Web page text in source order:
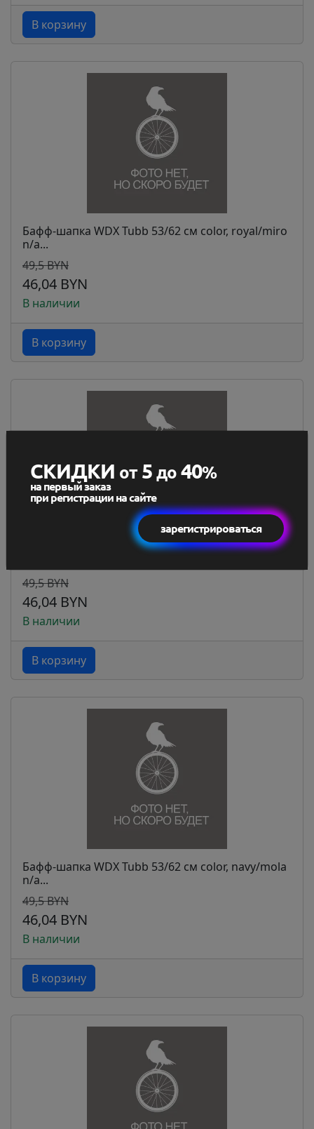
В корзину
Бафф-шапка WDX Tubb 53/62 см color, royal/miro
n/a...
49,5 BYN
46,04 BYN
В наличии
В корзину
Бафф-шапка WDX Tubb 53/62 см color, red/logger
49,5 BYN
46,04 BYN
В наличии
В корзину
Бафф-шапка WDX Tubb 53/62 см color, navy/mola
n/a...
49,5 BYN
46,04 BYN
В наличии
В корзину
СКИДКИ от5до40%
на первый заказ
при регистрации на сайте
зарегистрироваться